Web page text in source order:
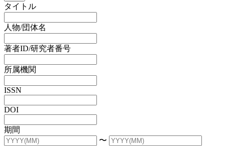
タイトル
人物/団体名
著者ID/研究者番号
所属機関
ISSN
DOI
期間
〜